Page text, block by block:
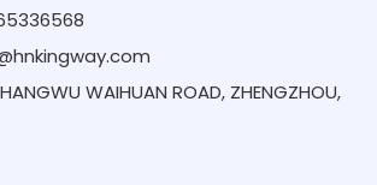
WAIHUAN ROAD, ZHENGZHOU,